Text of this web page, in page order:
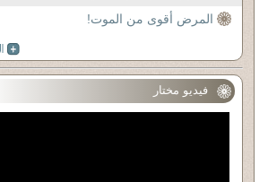
المرض أقوى من الموت!
فيديو مختار